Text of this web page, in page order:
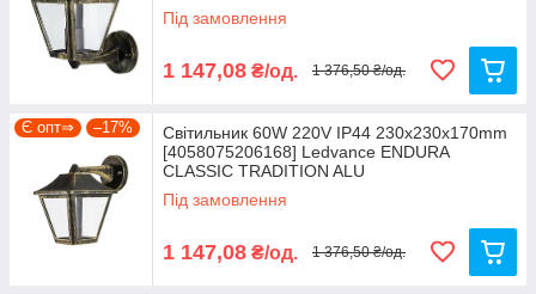
Під замовлення
1 147,08 ₴/од. 1 376,50 ₴/од.
Є опт⇒ –17%
Світильник 60W 220V IP44 230x230x170mm
[4058075206168] Ledvance ENDURA
CLASSIC TRADITION ALU
Під замовлення
1 147,08 ₴/од. 1 376,50 ₴/од.